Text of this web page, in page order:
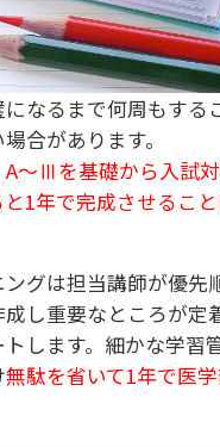
なるまで何周もする
合があります。
～Ⅲを基礎から入試
1年で完成させるこ
グは担当講師が優先
し重要なところが定
します。細かな学習
無駄を省いて1年で医